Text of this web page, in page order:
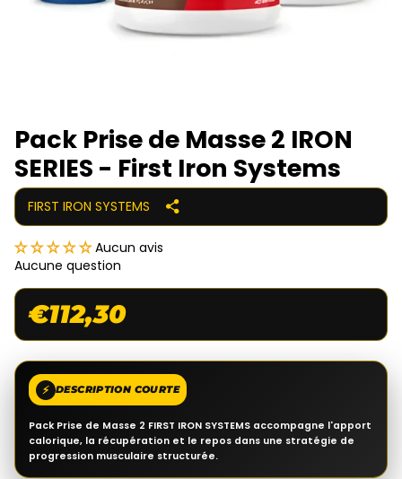
Pack Prise de Masse 2 IRON
SERIES - First Iron Systems
FIRST IRON SYSTEMS
Aucun avis
Aucune question
€112,30
⚡ DESCRIPTION COURTE
Pack Prise de Masse 2 FIRST IRON SYSTEMS accompagne l'apport
calorique, la récupération et le repos dans une stratégie de
progression musculaire structurée.